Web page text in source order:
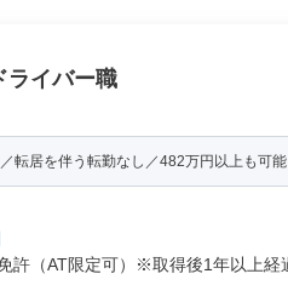
ライバー職
転居を伴う転勤なし／482万円以上も可能
許（AT限定可）※取得後1年以上経